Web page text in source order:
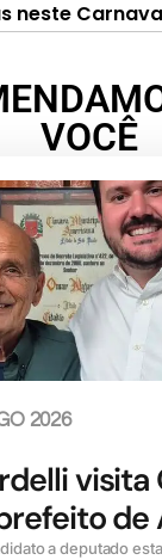
neste
VOCÊ
2026
visita
de
a deputado